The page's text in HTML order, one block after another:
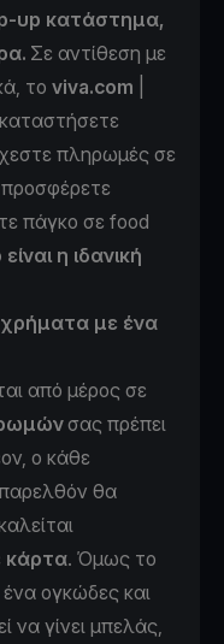
up κατάστημα,
Σε αντίθεση με
το viva.com
πληρωμές σε
πάγκο σε food
η ιδανική
χρήματα με ένα
από μέρος σε
σας πρέπει
ο κάθε
θα
κάρτα. Όμως το
ογκώδες και
να γίνει μπελάς,